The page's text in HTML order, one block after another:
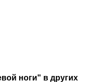
ноги" в других